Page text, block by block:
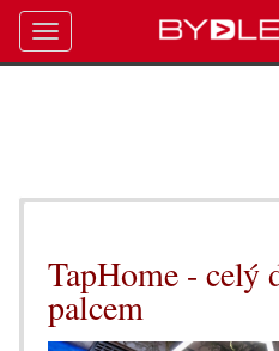
TapHome - celý
palcem
Toggle
navigation